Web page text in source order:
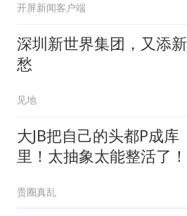
8月7日起正式选房 #媒体
原创
开屏新闻客户端
深圳新世界集团，又添新
愁
见地
大JB把自己的头都P成库
里！太抽象太能整活了！
贵圈真乱